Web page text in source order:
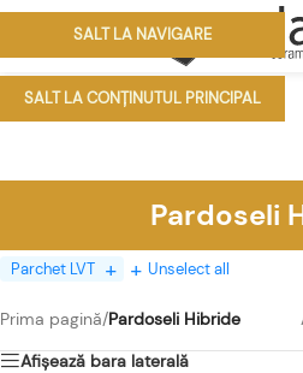
SALT LA NAVIGARE
SALT LA CONȚINUTUL PRINCIPAL
Pardoseli
Parchet LVT Unselect all
Prima pagină/Pardoseli Hibride
Afișează bara laterală